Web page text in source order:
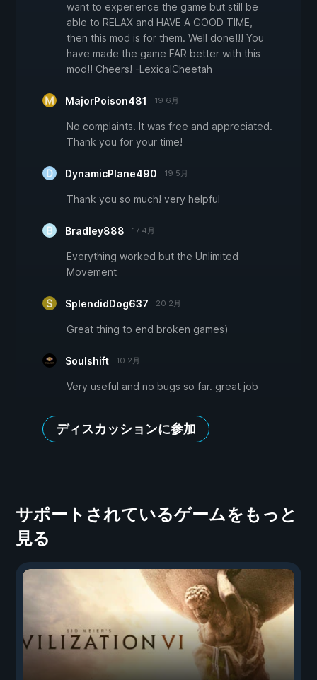
want to experience the game but still be
able to RELAX and HAVE A GOOD TIME,
then this mod is for them. Well done!!! You
have made the game FAR better with this
mod!! Cheers! -LexicalCheetah
MajorPoison481 19 6月
No complaints. It was free and appreciated.
Thank you for your time!
DynamicPlane490 19 5月
Thank you so much! very helpful
Bradley888 17 4月
Everything worked but the Unlimited
Movement
SplendidDog637 20 2月
Great thing to end broken games)
Soulshift 10 2月
Very useful and no bugs so far. great job
ディスカッションに参加
サポートされているゲームをもっと
見る